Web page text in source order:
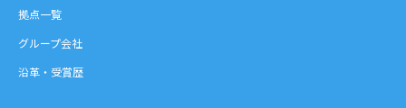
拠点一覧
グループ会社
沿革・受賞歴